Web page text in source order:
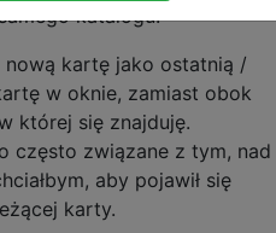
katalogu.
nową kartę jako ostatnią /
w oknie, zamiast obok
której się znajduję.
często związane z tym, nad
aby pojawił się
karty.